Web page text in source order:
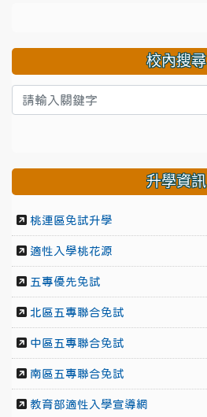
校內搜尋
升學資訊
桃連區免試升學
適性入學桃花源
五專優先免試
北區五專聯合免試
中區五專聯合免試
南區五專聯合免試
教育部適性入學宣導網